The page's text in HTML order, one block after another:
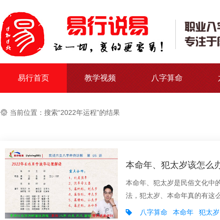
易行首页 教学视频 八字算命
当前位置：搜索“2022年运程”的结果
本命年、犯太岁该怎么
本命年、犯太岁是民俗文化中
法，犯太岁、本命年真的有这
八字算命 本命年 犯太岁